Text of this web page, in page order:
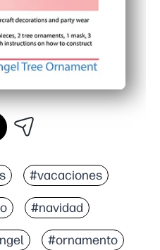
#vacaciones
#navidad
#ornamento